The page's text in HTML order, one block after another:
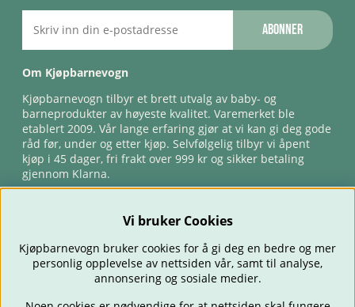
Abonner
Om Kjøpbarnevogn
Kjøpbarnevogn tilbyr et brett utvalg av baby- og
barneprodukter av høyeste kvalitet. Varemerket ble
etablert 2009. Vår lange erfaring gjør at vi kan gi deg gode
råd før, under og etter kjøp. Selvfølgelig tilbyr vi åpent
kjøp i 45 dager, fri frakt over 999 kr og sikker betaling
gjennom Klarna.
Vi bruker Cookies
Kjøpbarnevogn bruker cookies for å gi deg en bedre og mer
personlig opplevelse av nettsiden vår, samt til analyse,
annonsering og sosiale medier.